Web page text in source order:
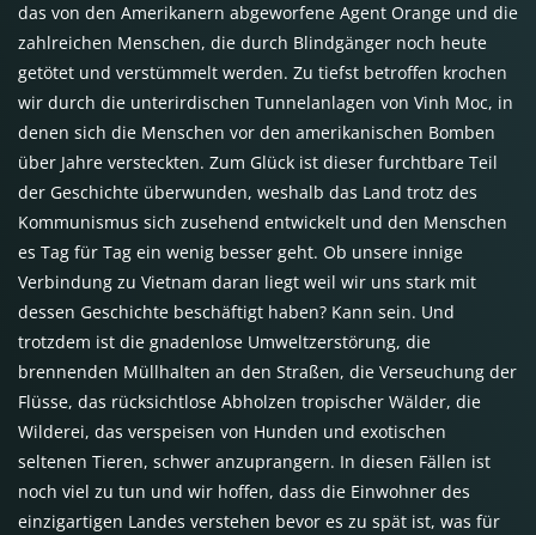
das von den Amerikanern abgeworfene Agent Orange und die
zahlreichen Menschen, die durch Blindgänger noch heute
getötet und verstümmelt werden. Zu tiefst betroffen krochen
wir durch die unterirdischen Tunnelanlagen von Vinh Moc, in
denen sich die Menschen vor den amerikanischen Bomben
über Jahre versteckten. Zum Glück ist dieser furchtbare Teil
der Geschichte überwunden, weshalb das Land trotz des
Kommunismus sich zusehend entwickelt und den Menschen
es Tag für Tag ein wenig besser geht. Ob unsere innige
Verbindung zu Vietnam daran liegt weil wir uns stark mit
dessen Geschichte beschäftigt haben? Kann sein. Und
trotzdem ist die gnadenlose Umweltzerstörung, die
brennenden Müllhalten an den Straßen, die Verseuchung der
Flüsse, das rücksichtlose Abholzen tropischer Wälder, die
Wilderei, das verspeisen von Hunden und exotischen
seltenen Tieren, schwer anzuprangern. In diesen Fällen ist
noch viel zu tun und wir hoffen, dass die Einwohner des
einzigartigen Landes verstehen bevor es zu spät ist, was für